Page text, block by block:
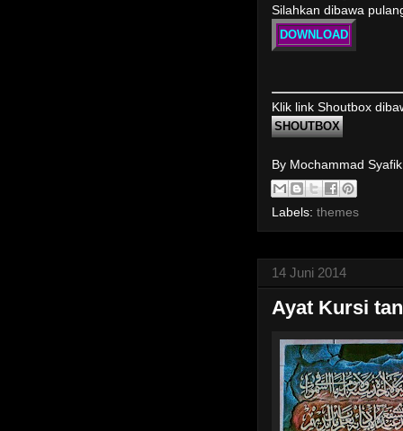
Silahkan dibawa
DOWNLOAD
Klik link Shoutbox
SHOUTBOX
By Mochammad
Labels: themes
14 Juni 2014
Ayat Kursi